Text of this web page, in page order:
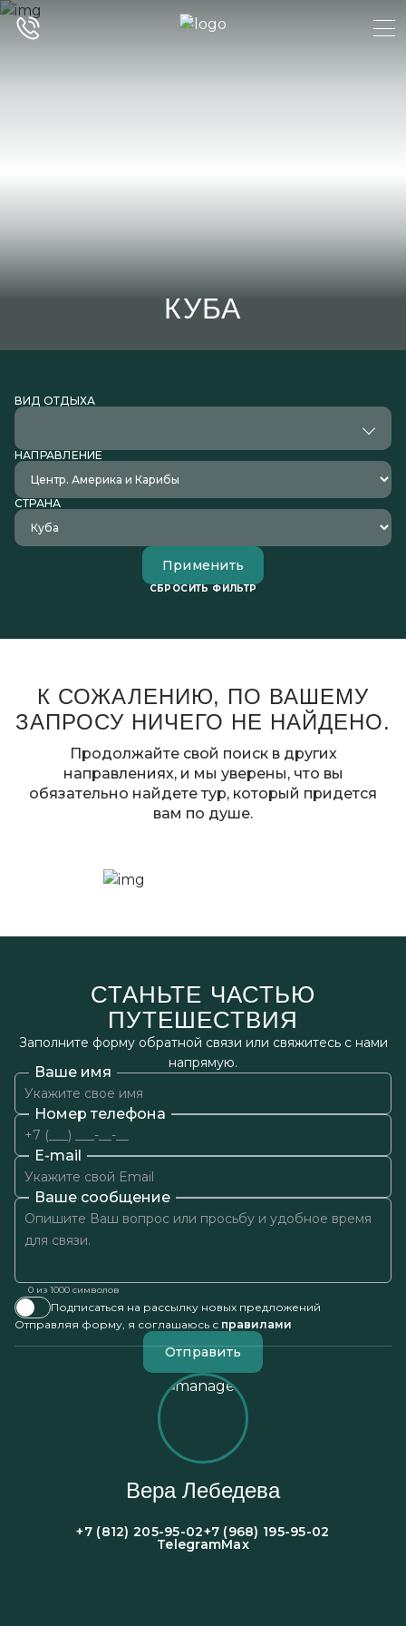
КУБА
ВИД ОТДЫХА
НАПРАВЛЕНИЕ
СТРАНА
Применить
СБРОСИТЬ ФИЛЬТР
К СОЖАЛЕНИЮ, ПО ВАШЕМУ
ЗАПРОСУ НИЧЕГО НЕ НАЙДЕНО.
Продолжайте свой поиск в других
направлениях, и мы уверены, что вы
обязательно найдете тур, который придется
вам по душе.
СТАНЬТЕ ЧАСТЬЮ
ПУТЕШЕСТВИЯ
Заполните форму обратной связи или свяжитесь с нами
напрямую.
Ваше имя
Номер телефона
E-mail
0 из 1000 символов
Ваше сообщение
Подписаться на рассылку новых предложений
Отправляя форму, я соглашаюсь с правилами
Отправить
Вера Лебедева
+7 (812) 205-95-02+7 (968) 195-95-02
TelegramMax